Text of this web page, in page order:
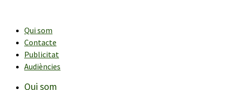
contingutQui som
Contacte
Publicitat
Audiències
Qui som